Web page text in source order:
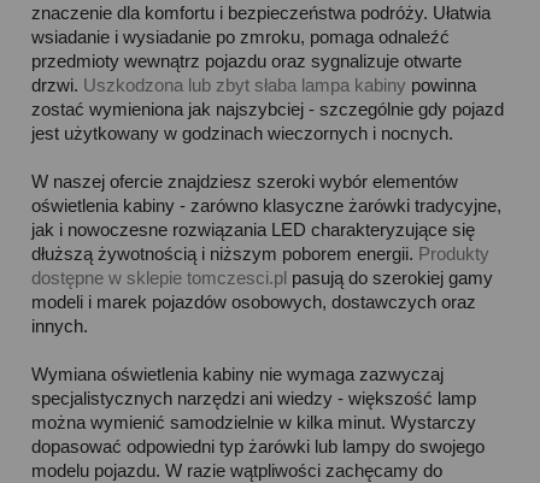
znaczenie dla komfortu i bezpieczeństwa podróży. Ułatwia
wsiadanie i wysiadanie po zmroku, pomaga odnaleźć
przedmioty wewnątrz pojazdu oraz sygnalizuje otwarte
drzwi. Uszkodzona lub zbyt słaba lampa kabiny powinna
zostać wymieniona jak najszybciej - szczególnie gdy pojazd
jest użytkowany w godzinach wieczornych i nocnych.
W naszej ofercie znajdziesz szeroki wybór elementów
oświetlenia kabiny - zarówno klasyczne żarówki tradycyjne,
jak i nowoczesne rozwiązania LED charakteryzujące się
dłuższą żywotnością i niższym poborem energii. Produkty
dostępne w sklepie tomczesci.pl pasują do szerokiej gamy
modeli i marek pojazdów osobowych, dostawczych oraz
innych.
Wymiana oświetlenia kabiny nie wymaga zazwyczaj
specjalistycznych narzędzi ani wiedzy - większość lamp
można wymienić samodzielnie w kilka minut. Wystarczy
dopasować odpowiedni typ żarówki lub lampy do swojego
modelu pojazdu. W razie wątpliwości zachęcamy do